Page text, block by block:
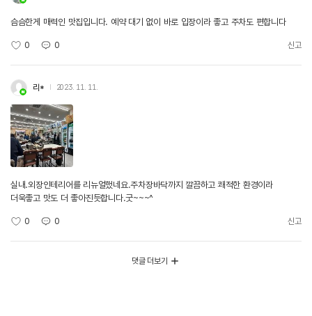
슴슴한게 매력인 맛집입니다. 예약 대기 없이 바로 입장이라 좋고 주차도 편합니다
0 0 신고
리* 2023. 11. 11.
실내.외장인테리어를 리뉴얼했네요.주차장바닥까지 깔끔하고 쾌적한 환경이라
더욱좋고 맛도 더 좋아진듯합니다.굿~~~^
0 0 신고
댓글 더보기